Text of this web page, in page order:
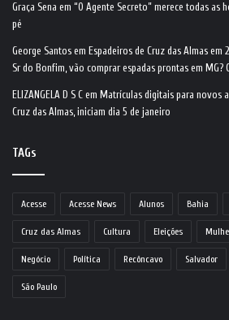
Graça Sena em “O Agente Secreto” merece todas as
pé
George Santos em Espadeiros de Cruz das Almas
Sr do Bonfim, vão comprar espadas prontas em
ELIZANGELA D S C em Matrículas digitais para novos
Cruz das Almas, iniciam dia 5 de janeiro
TAGs
Acesse Acesse News Alunos Bahia
Cruz das Almas Cultura Eleições
Negócio Política Recôncavo Salvador
São Paulo